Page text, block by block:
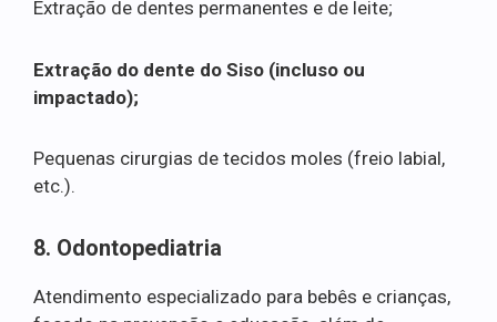
Extração de dentes permanentes e de leite;
Extração do dente do Siso (incluso ou
impactado);
Pequenas cirurgias de tecidos moles (freio labial,
etc.).
8. Odontopediatria
Atendimento especializado para bebês e crianças,